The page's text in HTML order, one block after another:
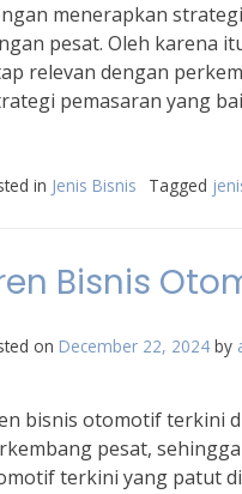
menerapkan
pesat. Oleh karena
relevan dengan
pemasaran yang
in Jenis Bisnis Tagged
Bisnis
on December 22, 2024 by
bisnis otomotif terkini
pesat,
terkini yang patut